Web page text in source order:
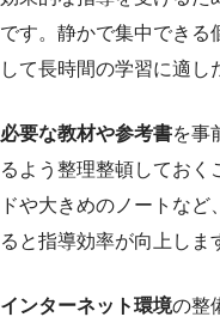
です。静かで集中できる
して長時間の学習に適し
必要な教材や参考書を事
るよう整理整頓しておく
ドや大きめのノートなど、
ると指導効率が向上しま
インターネット環境の整